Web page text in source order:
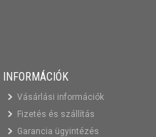
INFORMÁCIÓK
Vásárlási információk
Fizetés és szállítás
Garancia ügyintézés